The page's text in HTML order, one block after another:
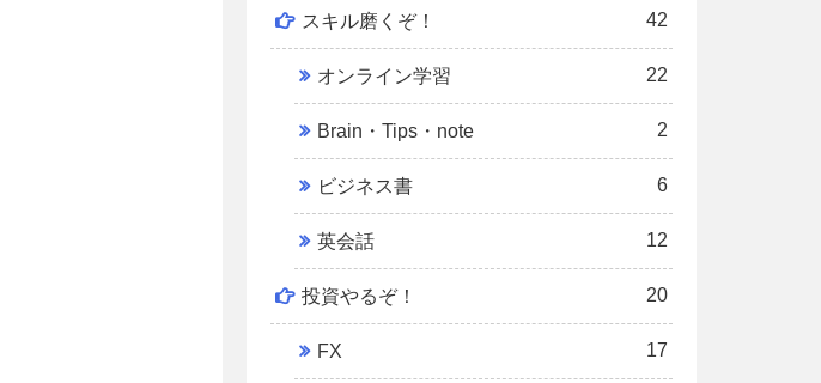
スキル磨くぞ！ 42
オンライン学習 22
Brain・Tips・note 2
ビジネス書 6
英会話 12
投資やるぞ！ 20
FX 17